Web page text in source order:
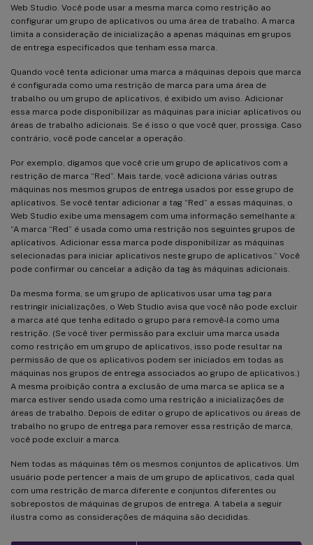
Web Studio. Você pode usar a mesma marca como restrição ao
configurar um grupo de aplicativos ou uma área de trabalho. A marca
limita a consideração de inicialização a apenas máquinas em grupos
de entrega especificados que tenham essa marca.
Quando você tenta adicionar uma marca a máquinas depois que marca
é configurada como uma restrição de marca para uma área de
trabalho ou um grupo de aplicativos, é exibido um aviso. Adicionar
essa marca pode disponibilizar as máquinas para iniciar aplicativos ou
áreas de trabalho adicionais. Se é isso o que você quer, prossiga. Caso
contrário, você pode cancelar a operação.
Por exemplo, digamos que você crie um grupo de aplicativos com a
restrição de marca “Red”. Mais tarde, você adiciona várias outras
máquinas nos mesmos grupos de entrega usados por esse grupo de
aplicativos. Se você tentar adicionar a tag “Red” a essas máquinas, o
Web Studio exibe uma mensagem com uma informação semelhante a:
“A marca “Red” é usada como uma restrição nos seguintes grupos de
aplicativos. Adicionar essa marca pode disponibilizar as máquinas
selecionadas para iniciar aplicativos neste grupo de aplicativos.” Você
pode confirmar ou cancelar a adição da tag às máquinas adicionais.
Da mesma forma, se um grupo de aplicativos usar uma tag para
restringir inicializações, o Web Studio avisa que você não pode excluir
a marca até que tenha editado o grupo para removê-la como uma
restrição. (Se você tiver permissão para excluir uma marca usada
como restrição em um grupo de aplicativos, isso pode resultar na
permissão de que os aplicativos podem ser iniciados em todas as
máquinas nos grupos de entrega associados ao grupo de aplicativos.)
A mesma proibição contra a exclusão de uma marca se aplica se a
marca estiver sendo usada como uma restrição a inicializações de
áreas de trabalho. Depois de editar o grupo de aplicativos ou áreas de
trabalho no grupo de entrega para remover essa restrição de marca,
você pode excluir a marca.
Nem todas as máquinas têm os mesmos conjuntos de aplicativos. Um
usuário pode pertencer a mais de um grupo de aplicativos, cada qual
com uma restrição de marca diferente e conjuntos diferentes ou
sobrepostos de máquinas de grupos de entrega. A tabela a seguir
ilustra como as considerações de máquina são decididas.